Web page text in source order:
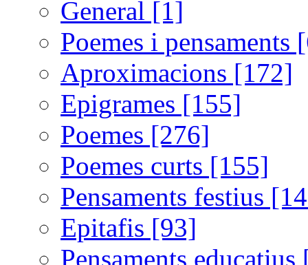
General [1]
Poemes i pensaments
Aproximacions [172]
Epigrames [155]
Poemes [276]
Poemes curts [155]
Pensaments festius
Epitafis [93]
Pensaments